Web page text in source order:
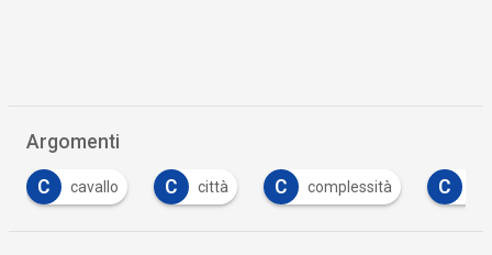
Argomenti
C cavallo C città C complessità C